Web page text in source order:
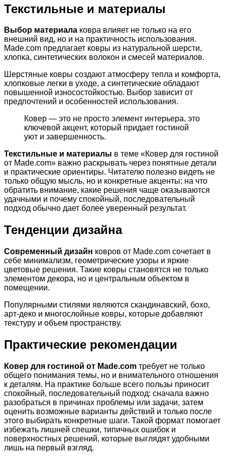
Текстильные и материалы
Выбор материала ковра влияет не только на его
внешний вид, но и на практичность использования.
Made.com предлагает ковры из натуральной шерсти,
хлопка, синтетических волокон и смесей материалов.
Шерстяные ковры создают атмосферу тепла и комфорта,
хлопковые легки в уходе, а синтетические обладают
повышенной износостойкостью. Выбор зависит от
предпочтений и особенностей использования.
Ковер — это не просто элемент интерьера, это
ключевой акцент, который придает гостиной
уют и завершенность.
Текстильные и материалы в теме «Ковер для гостиной
от Made.com» важно раскрывать через понятные детали
и практические ориентиры. Читателю полезно видеть не
только общую мысль, но и конкретные акценты: на что
обратить внимание, какие решения чаще оказываются
удачными и почему спокойный, последовательный
подход обычно дает более уверенный результат.
Тенденции дизайна
Современный дизайн ковров от Made.com сочетает в
себе минимализм, геометрические узоры и яркие
цветовые решения. Такие ковры становятся не только
элементом декора, но и центральным объектом в
помещении.
Популярными стилями являются скандинавский, бохо,
арт-деко и многослойные ковры, которые добавляют
текстуру и объем пространству.
Практические рекомендации
Ковер для гостиной от Made.com требует не только
общего понимания темы, но и внимательного отношения
к деталям. На практике больше всего пользы приносит
спокойный, последовательный подход: сначала важно
разобраться в причинах проблемы или задачи, затем
оценить возможные варианты действий и только после
этого выбирать конкретные шаги. Такой формат помогает
избежать лишней спешки, типичных ошибок и
поверхностных решений, которые выглядят удобными
лишь на первый взгляд.